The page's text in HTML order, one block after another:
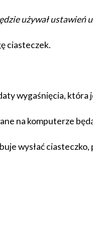
używał ustawień
ciasteczek.
wygaśnięcia,
na komputerze
wysłać